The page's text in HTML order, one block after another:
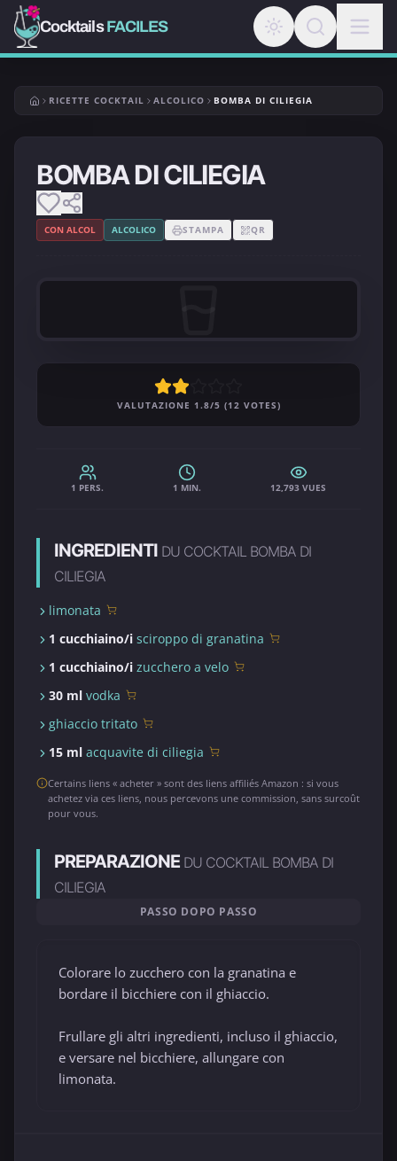
CocktailsFACILES
RICETTE COCKTAIL ALCOLICO BOMBA DI CILIEGIA
BOMBA DI CILIEGIA
CON ALCOL ALCOLICO STAMPA QR
VALUTAZIONE 1.8/5 (12 VOTES)
1 PERS. 1 MIN. 12,793 VUES
INGREDIENTI DU COCKTAIL BOMBA DI
CILIEGIA
limonata
1 cucchiaino/i sciroppo di granatina
1 cucchiaino/i zucchero a velo
30 ml vodka
ghiaccio tritato
15 ml acquavite di ciliegia
Certains liens « acheter » sont des liens affiliés Amazon : si vous
achetez via ces liens, nous percevons une commission, sans surcoût
pour vous.
PREPARAZIONE DU COCKTAIL BOMBA DI
CILIEGIA
PASSO DOPO PASSO
Colorare lo zucchero con la granatina e
bordare il bicchiere con il ghiaccio.
Frullare gli altri ingredienti, incluso il ghiaccio,
e versare nel bicchiere, allungare con
limonata.